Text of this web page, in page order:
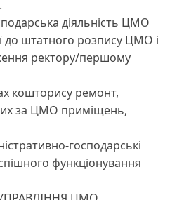
діяльність ЦМО
до штатного розпису ЦМО і
ректору/першому
кошторису ремонт,
за ЦМО приміщень,
господарські
функціонування